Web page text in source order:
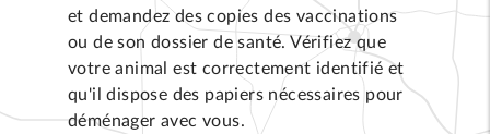
et demandez des copies des vaccinations
ou de son dossier de santé. Vérifiez que
votre animal est correctement identifié et
qu'il dispose des papiers nécessaires pour
déménager avec vous.